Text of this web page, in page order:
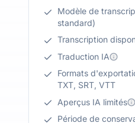
Modèle de
standard)
Transcription
Traduction IA
Formats
TXT, SRT, VTT
Aperçus IA limités
Période de